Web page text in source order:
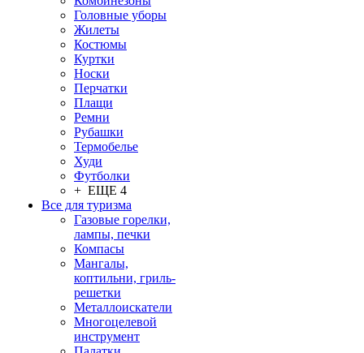
Головные уборы
Жилеты
Костюмы
Куртки
Носки
Перчатки
Плащи
Ремни
Рубашки
Термобелье
Худи
Футболки
+ ЕЩЕ 4
Все для туризма
Газовые горелки,
лампы, печки
Компасы
Мангалы,
коптильни, гриль-
решетки
Металлоискатели
Многоцелевой
инструмент